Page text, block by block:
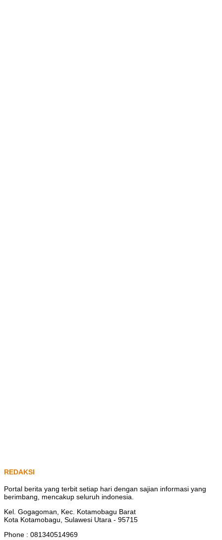
REDAKSI
Portal berita yang terbit setiap hari dengan sajian informasi yang
berimbang, mencakup seluruh indonesia.
Kel. Gogagoman, Kec. Kotamobagu Barat
Kota Kotamobagu, Sulawesi Utara - 95715
Phone : 081340514969